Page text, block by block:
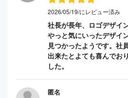
2026/05/19/にレビュー済み
社長が長年、ロゴデザイ
やっと気にいったデザイ
見つかったようです。社
出来たとよても喜んでお
した。
匿名